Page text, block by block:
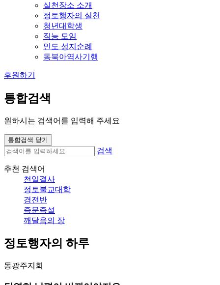
실천장소 소개
정토행자의 실천
청년대학생
직능 모임
인도 성지순례
동북아역사기행
후원하기
통합검색
원하시는 검색어를 입력해 주세요
통합검색 닫기
검색
추천 검색어
천일결사
정토불교대학
경전반
즉문즉설
깨달음의 장
정토행자의 하루
동광주지회